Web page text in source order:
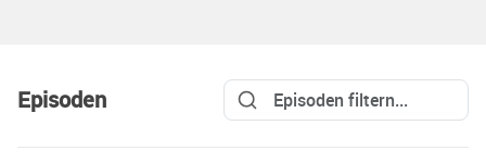
Episoden